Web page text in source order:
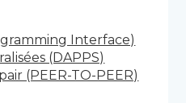
Interface)
(DAPPS)
(PEER-TO-PEER)